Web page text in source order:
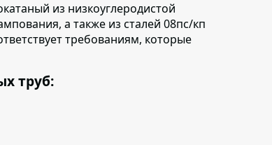
из низкоуглеродистой
а также из сталей 08пс/кп
требованиям, которые
труб: